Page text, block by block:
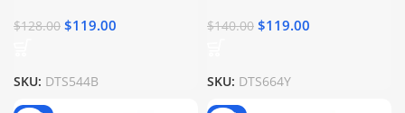
$128.00 $119.00
SKU: DTS544B
$140.00 $119.00
SKU: DTS664Y